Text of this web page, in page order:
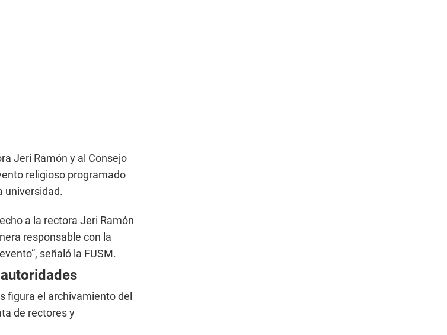
Jeri Ramón y al Consejo
religioso programado
universidad.
a la rectora Jeri Ramón
responsable con la
señaló la FUSM.
figura el archivamiento del
de rectores y